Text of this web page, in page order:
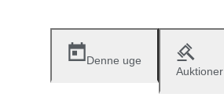
Denne uge
Auktioner